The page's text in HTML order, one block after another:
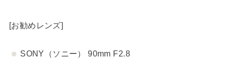
[お勧めレンズ]
SONY（ソニー） 90mm F2.8